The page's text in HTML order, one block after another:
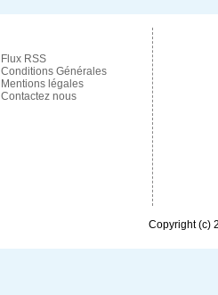
Flux RSS
Conditions Générales
Mentions légales
Contactez nous
Copyright (c)